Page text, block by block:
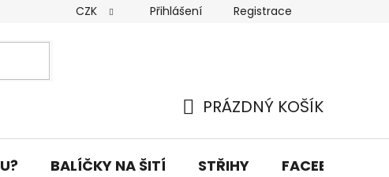
osobních údajů Doprava a platba
CZK Přihlášení Registrace
KOŠÍK
PRÁZDNÝ KOŠÍK
BALÍČKY NA ŠITÍ STŘIHY FACEBOOK